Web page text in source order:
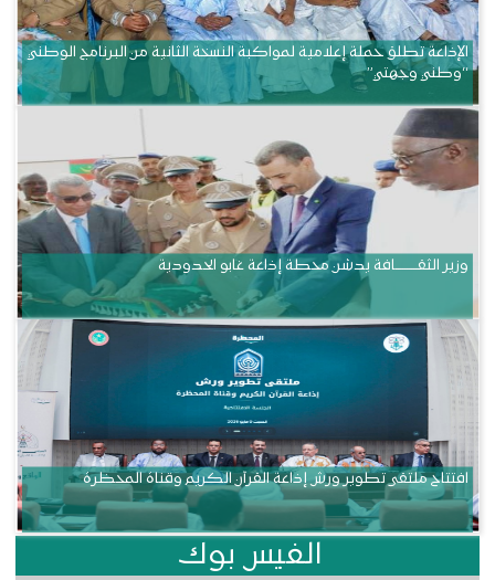
الإذاعة تطلق حملة إعلامية لمواكبة النسخة الثانية من البرنامج الوطني
“وطني وجهتي”
وزير الثقــــــــــافة يدشن محطة إذاعة غابو الحدودية
افتتاح ملتقى تطوير ورش إذاعة القرآن الكريم وقناة المحظرة
الفيس بوك